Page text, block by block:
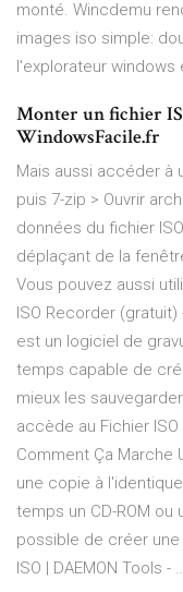
monté. Wincdemu
images iso simple:
l'explorateur
Monter un fichier
WindowsFacile.fr
Mais aussi accéder à
puis 7-zip > Ouvrir
données du fichier
déplaçant de la
Vous pouvez aussi
ISO Recorder
est un logiciel de
temps capable de
mieux les
accède au Fichier
Comment Ça Marche
une copie à
temps un CD-ROM ou
possible de créer
ISO | DAEMON Tools - …